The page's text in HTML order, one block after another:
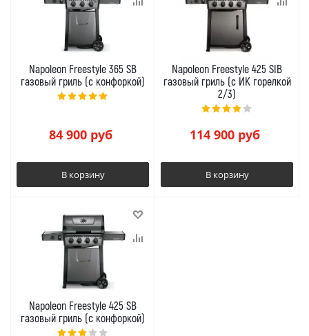
Napoleon Freestyle 365 SB
газовый гриль (с конфоркой)
84 900руб
В корзину
Napoleon Freestyle 425 SIB
газовый гриль (с ИК горелкой
2/3)
114 900руб
В корзину
Napoleon Freestyle 425 SB
газовый гриль (с конфоркой)